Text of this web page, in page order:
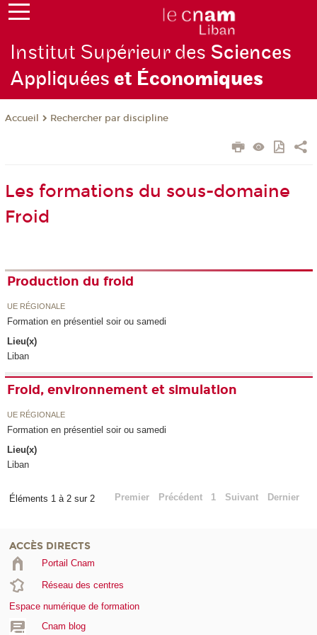
Institut Supérieur des Sciences
Appliquéeset Économiques
Accueil Rechercher par discipline
Les formations du sous-domaine
Froid
Production du froid
UE RÉGIONALE
Formation en présentiel soir ou samedi
Lieu(x)
Liban
Froid, environnement et simulation
UE RÉGIONALE
Formation en présentiel soir ou samedi
Lieu(x)
Liban
Éléments 1 à 2 sur 2 Premier Précédent 1 Suivant Dernier
ACCÈS DIRECTS
Portail Cnam
Réseau des centres
Espace numérique de formation
Cnam blog